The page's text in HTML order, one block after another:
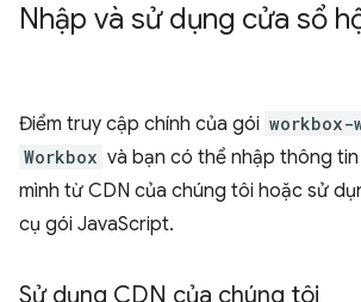
Nhập và sử dụng cửa sổ
Điểm truy cập chính của gói workbox-
Workbox và bạn có thể nhập thông
mình từ CDN của chúng tôi hoặc sử
cụ gói JavaScript.
Sử dụng CDN của chúng tôi